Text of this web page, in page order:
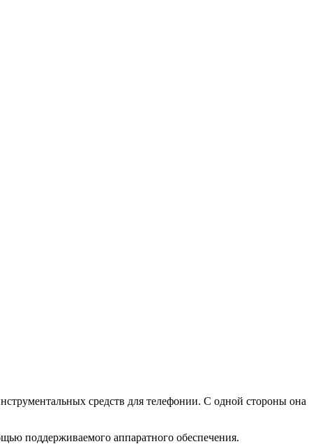
средств для телефонии. С одной стороны она
поддерживаемого аппаратного обеспечения.